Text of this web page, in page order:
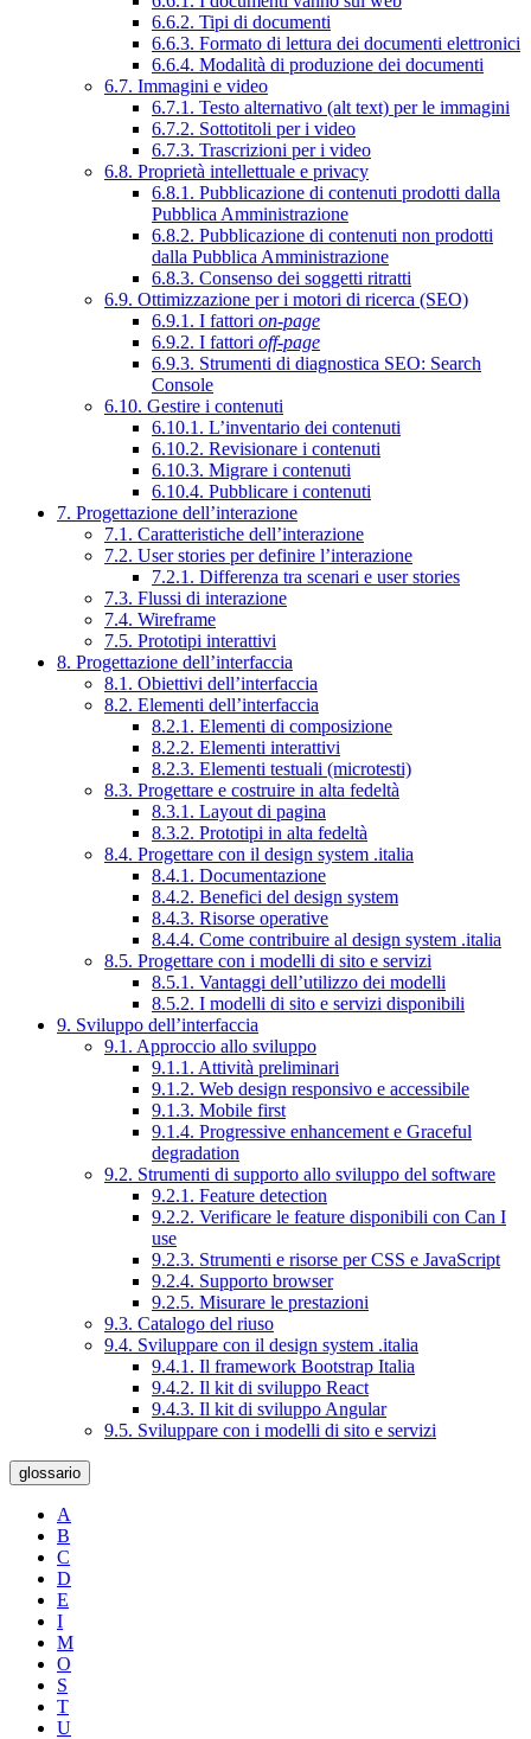
6.6.2. Tipi di documenti
6.6.3. Formato di lettura dei documenti elettronici
6.6.4. Modalità di produzione dei documenti
6.7. Immagini e video
6.7.1. Testo alternativo (alt text) per le immagini
6.7.2. Sottotitoli per i video
6.7.3. Trascrizioni per i video
6.8. Proprietà intellettuale e privacy
6.8.1. Pubblicazione di contenuti prodotti dalla
Pubblica Amministrazione
6.8.2. Pubblicazione di contenuti non prodotti
dalla Pubblica Amministrazione
6.8.3. Consenso dei soggetti ritratti
6.9. Ottimizzazione per i motori di ricerca (SEO)
6.9.1. I fattori on-page
6.9.2. I fattori off-page
6.9.3. Strumenti di diagnostica SEO: Search
Console
6.10. Gestire i contenuti
6.10.1. L’inventario dei contenuti
6.10.2. Revisionare i contenuti
6.10.3. Migrare i contenuti
6.10.4. Pubblicare i contenuti
7. Progettazione dell’interazione
7.1. Caratteristiche dell’interazione
7.2. User stories per definire l’interazione
7.2.1. Differenza tra scenari e user stories
7.3. Flussi di interazione
7.4. Wireframe
7.5. Prototipi interattivi
8. Progettazione dell’interfaccia
8.1. Obiettivi dell’interfaccia
8.2. Elementi dell’interfaccia
8.2.1. Elementi di composizione
8.2.2. Elementi interattivi
8.2.3. Elementi testuali (microtesti)
8.3. Progettare e costruire in alta fedeltà
8.3.1. Layout di pagina
8.3.2. Prototipi in alta fedeltà
8.4. Progettare con il design system .italia
8.4.1. Documentazione
8.4.2. Benefici del design system
8.4.3. Risorse operative
8.4.4. Come contribuire al design system .italia
8.5. Progettare con i modelli di sito e servizi
8.5.1. Vantaggi dell’utilizzo dei modelli
8.5.2. I modelli di sito e servizi disponibili
9. Sviluppo dell’interfaccia
9.1. Approccio allo sviluppo
9.1.1. Attività preliminari
9.1.2. Web design responsivo e accessibile
9.1.3. Mobile first
9.1.4. Progressive enhancement e Graceful
degradation
9.2. Strumenti di supporto allo sviluppo del software
9.2.1. Feature detection
9.2.2. Verificare le feature disponibili con Can I
use
9.2.3. Strumenti e risorse per CSS e JavaScript
9.2.4. Supporto browser
9.2.5. Misurare le prestazioni
9.3. Catalogo del riuso
9.4. Sviluppare con il design system .italia
9.4.1. Il framework Bootstrap Italia
9.4.2. Il kit di sviluppo React
9.4.3. Il kit di sviluppo Angular
9.5. Sviluppare con i modelli di sito e servizi
glossario
A
B
C
D
E
I
M
O
S
T
U